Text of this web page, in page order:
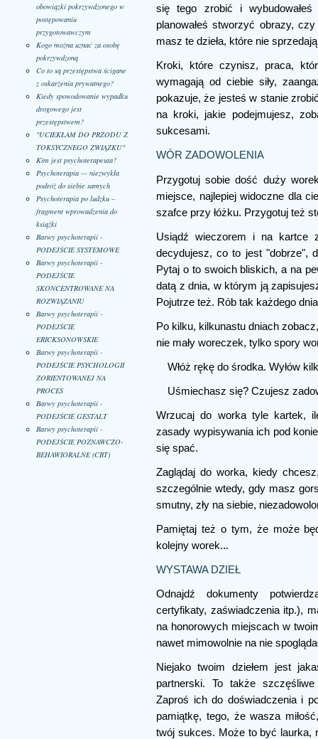
obowiązki pokrzywdzonego w
postępowaniu
przygotowawczym
Kogo można uznać za osobę
pokrzywdzoną
Co to są przestępstwa ścigane
z oskarżenia prywatnego?
Kiedy spowodowanie wypadku
drogowego jest
przestępstwem?
"UCIEKŁAM DO PRZODU Z
TOKSYCZNEGO ZWIĄZKU"
Kim jest psychoterapeuta?
Psychoterapia — niezwykła
podróż do siebie samych
Psychoterapia po ludzku –
fragment wprowadzenia do
książki
Barwy psychoterapii -
PODEJŚCIE SYSTEMOWE
Barwy psychoterapii -
PODEJŚCIE
SKONCENTROWANE NA
ROZWIĄZANIU
Barwy psychoterapii -
PODEJŚCIE
ERICKSONOWSKIE
Barwy psychoterapii -
PODEJŚCIE PSYCHOLOGII
ZORIENTOWANEJ NA
PROCES
Barwy psychoterapii -
PODEJŚCIE GESTALT
Barwy psychoterapii -
PODEJŚCIE POZNAWCZO-
BEHAWIORALNE (CBT)
się tego zrobić i
planowałeś stworzyć obrazy,
masz te dzieła, które nie
Kroki, które czynisz, praca,
wymagają od ciebie siły,
pokazuje, że jesteś w stanie
na kroki, jakie podejmujesz,
sukcesami.
WÓR ZADOWOLENIA
Przygotuj sobie dość duży
miejsce, najlepiej widoczne dla
szafce przy łóżku. Przygotuj też
Usiądź wieczorem i na kartce
decydujesz, co to jest "dobrze",
Pytaj o to swoich bliskich, a na
datą z dnia, w którym ją
Pojutrze też. Rób tak każdego
Po kilku, kilkunastu dniach
nie mały woreczek, tylko spory
Włóż rękę do środka. Wyłów
Uśmiechasz się? Czujesz
Wrzucaj do worka tyle kartek,
zasady wypisywania ich pod
się spać.
Zaglądaj do worka, kiedy
szczególnie wtedy, gdy masz
smutny, zły na siebie,
Pamiętaj też o tym, że może
kolejny worek...
WYSTAWA DZIEŁ
Odnajdź dokumenty
certyfikaty, zaświadczenia itp.),
na honorowych miejscach w
nawet mimowolnie na nie
Niejako twoim dziełem jest
partnerski. To także
Zaproś ich do doświadczenia i
pamiątkę, tego, że wasza
twój sukces. Może to być laurka,